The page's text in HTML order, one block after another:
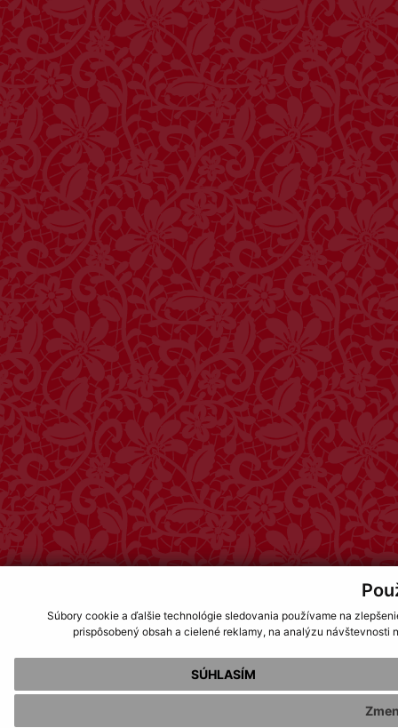
Súbory cookie a ďalšie technológie sledovania používame na
prispôsobený obsah a cielené reklamy, na analýzu
SÚHLASÍM